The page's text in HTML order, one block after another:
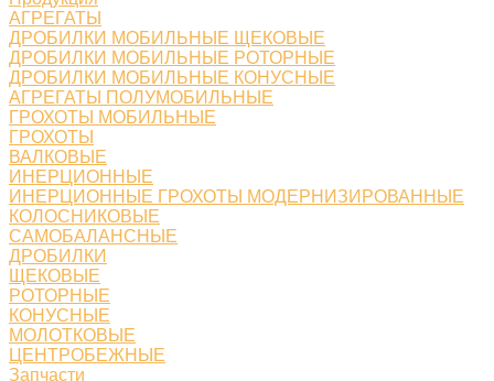
АГРЕГАТЫ
ДРОБИЛКИ МОБИЛЬНЫЕ ЩЕКОВЫЕ
ДРОБИЛКИ МОБИЛЬНЫЕ РОТОРНЫЕ
ДРОБИЛКИ МОБИЛЬНЫЕ КОНУСНЫЕ
АГРЕГАТЫ ПОЛУМОБИЛЬНЫЕ
ГРОХОТЫ МОБИЛЬНЫЕ
ГРОХОТЫ
ВАЛКОВЫЕ
ИНЕРЦИОННЫЕ
ИНЕРЦИОННЫЕ ГРОХОТЫ МОДЕРНИЗИРОВАННЫЕ
КОЛОСНИКОВЫЕ
САМОБАЛАНСНЫЕ
ДРОБИЛКИ
ЩЕКОВЫЕ
РОТОРНЫЕ
КОНУСНЫЕ
МОЛОТКОВЫЕ
ЦЕНТРОБЕЖНЫЕ
Запчасти